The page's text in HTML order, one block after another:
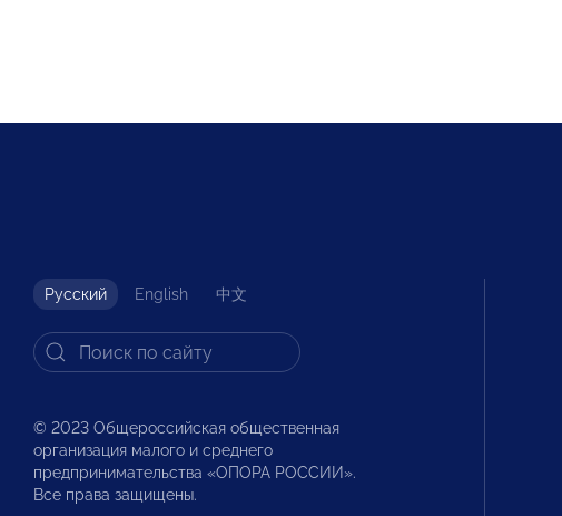
Русский English 中文
© 2023 Общероссийская общественная
организация малого и среднего
предпринимательства «ОПОРА РОССИИ».
Все права защищены.